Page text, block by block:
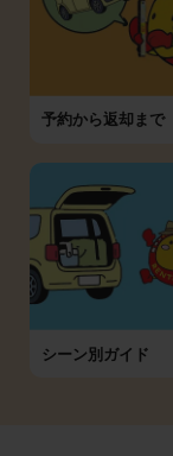
予約から返却まで
シーン別ガイド